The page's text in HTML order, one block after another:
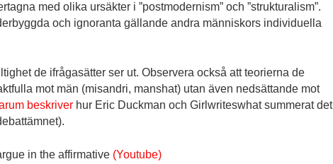
med olika ursäkter i ”postmodernism” och ”strukturalism”.
och ignoranta gällande andra människors individuella
de ifrågasätter ser ut. Observera också att teorierna de
mot män (misandri, manshat) utan även nedsättande mot
beskriver hur Eric Duckman och Girlwriteswhat summerat det
in the affirmative (Youtube)